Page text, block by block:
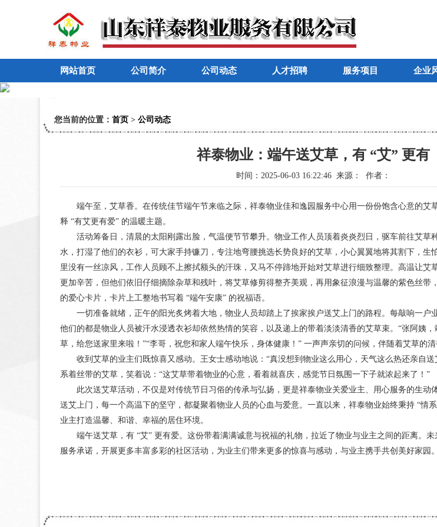
网站首页 公司简介 公司动态 人才招聘 服务项目 企业
您当前的位置： 首页 > 公司动态
祥泰物业：端午送艾草，有 “艾” 更有
时间：2025-06-03 16:22:46 来源： 作者：
端午至，艾草香。在传统佳节端午节来临之际，祥泰物业佳和逸园服务中心用一份份饱含心意的艾
释 “有艾更有爱” 的温暖主题。
活动筹备日，清晨的太阳刚露出脸，气温便节节攀升。物业工作人员顶着炎炎烈日，驱车前往艾草
水，打湿了他们的衣衫，可大家手持镰刀，专注地弯腰挑选长势良好的艾草，小心翼翼地将其割下，生
里没有一丝凉风，工作人员顾不上擦拭额头的汗珠，又马不停蹄地开始对艾草进行细致整理。高温让艾
更加辛苦，但他们依旧仔细摘除杂草和残叶，将艾草修剪得整齐美观，再用象征浪漫与温馨的紫色丝带
的爱心卡片，卡片上工整地书写着 “端午安康” 的祝福语。
一切准备就绪，正午的阳光炙烤着大地，物业人员却踏上了挨家挨户送艾上门的路程。每敲响一户
他们的都是物业人员被汗水浸透衣衫却依然热情的笑容，以及递上的带着淡淡清香的艾草束。“张阿姨
草，给您送家里来啦！”“李哥，祝您和家人端午快乐，身体健康！” 一声声亲切的问候，伴随着艾草的清
收到艾草的业主们既惊喜又感动。王女士感动地说：“真没想到物业这么用心，天气这么热还亲自送
系着丝带的艾草，笑着说：“这艾草带着物业的心意，看着就喜庆，感觉节日氛围一下子就浓起来了！”
此次送艾草活动，不仅是对传统节日习俗的传承与弘扬，更是祥泰物业关爱业主、用心服务的生动
送艾上门，每一个高温下的坚守，都凝聚着物业人员的心血与爱意。一直以来，祥泰物业始终秉持 “情
业主打造温馨、和谐、幸福的居住环境。
端午送艾草，有 “艾” 更有爱。这份带着满满诚意与祝福的礼物，拉近了物业与业主之间的距离。未
服务承诺，开展更多丰富多彩的社区活动，为业主们带来更多的惊喜与感动，与业主携手共创美好家园。